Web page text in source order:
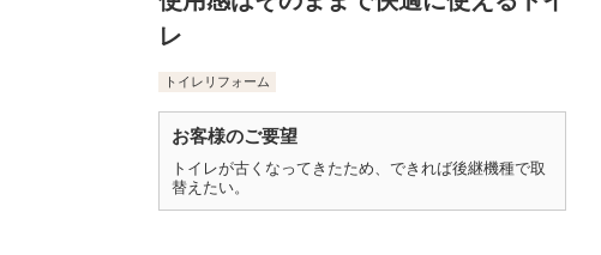
レ
トイレリフォーム
お客様のご要望
トイレが古くなってきたため、できれば後継機種で取
替えたい。